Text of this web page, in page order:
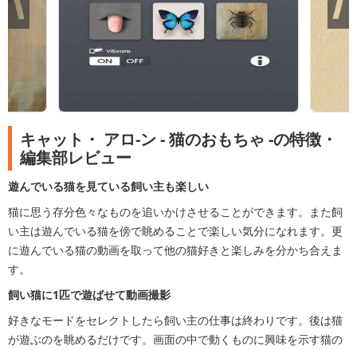
キャット・ アロ-ン - 猫のおもちゃ -の特徴・
編集部レビュー
遊んでいる猫を見ている飼い主も楽しい
猫に思う存分色々なものを追いかけさせることができます。また飼
い主は遊んでいる猫を傍で眺めることで楽しい気分になれます。更
に遊んでいる猫の動画を取って他の猫好きと楽しみを分かち合えま
す。
飼い猫に1匹で遊ばせて動画撮影
好きなモードをセレクトしたら飼い主の仕事は終わりです。後は猫
が遊ぶのを眺めるだけです。画面の中で動くものに興味を示す猫の